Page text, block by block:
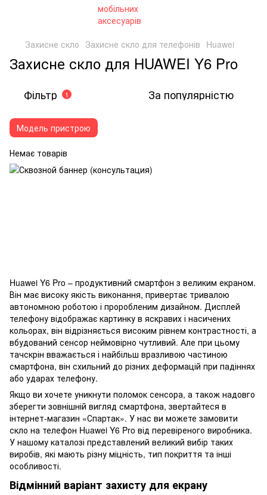
Захисне скло Захисне скло для телефонів Huawei
Захисне скло для HUAWEI Y6 Pro
Фільтр 1 За популярністю
Модель пристрою
Немає товарів
Huawei Y6 Pro – продуктивний смартфон з великим екраном.
Він має високу якість виконання, привертає тривалою
автономною роботою і проробленим дизайном. Дисплей
телефону відображає картинку в яскравих і насичених
кольорах, він відрізняється високим рівнем контрастності, а
вбудований сенсор неймовірно чутливий. Але при цьому
тачскрін вважається і найбільш вразливою частиною
смартфона, він схильний до різних деформацій при падіннях
або ударах телефону.
Якщо ви хочете уникнути поломок сенсора, а також надовго
зберегти зовнішній вигляд смартфона, звертайтеся в
інтернет-магазин «Спартак». У нас ви можете замовити
скло на телефон Huawei Y6 Pro від перевіреного виробника.
У нашому каталозі представлений великий вибір таких
виробів, які мають різну міцність, тип покриття та інші
особливості.
Відмінний варіант захисту для екрану